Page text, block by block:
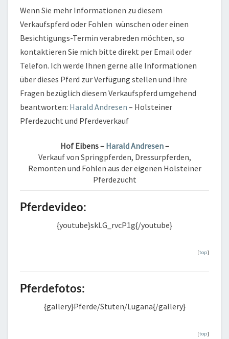
Wenn Sie mehr Informationen zu diesem
Verkaufspferd oder Fohlen wünschen oder einen
Besichtigungs-Termin verabreden möchten, so
kontaktieren Sie mich bitte direkt per Email oder
Telefon. Ich werde Ihnen gerne alle Informationen
über dieses Pferd zur Verfügung stellen und Ihre
Fragen bezüglich diesem Verkaufspferd umgehend
beantworten: Harald Andresen – Holsteiner
Pferdezucht und Pferdeverkauf
Hof Eibens – Harald Andresen–
Verkauf von Springpferden, Dressurpferden,
Remonten und Fohlen aus der eigenen Holsteiner
Pferdezucht
Pferdevideo:
{youtube}skLG_rvcP1g{/youtube}
[top]
Pferdefotos:
{gallery}Pferde/Stuten/Lugana{/gallery}
[top]